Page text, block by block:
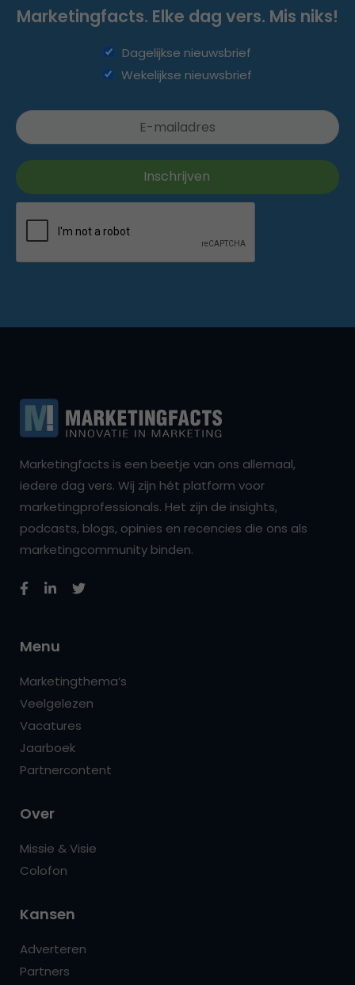
Marketingfacts. Elke dag vers. Mis niks!
Dagelijkse nieuwsbrief
Wekelijkse nieuwsbrief
Marketingfacts is een beetje van ons allemaal,
iedere dag vers. Wij zijn hét platform voor
marketingprofessionals. Het zijn de insights,
podcasts, blogs, opinies en recencies die ons als
marketingcommunity binden.
Menu
Marketingthema’s
Veelgelezen
Vacatures
Jaarboek
Partnercontent
Over
Missie & Visie
Colofon
Kansen
Adverteren
Partners